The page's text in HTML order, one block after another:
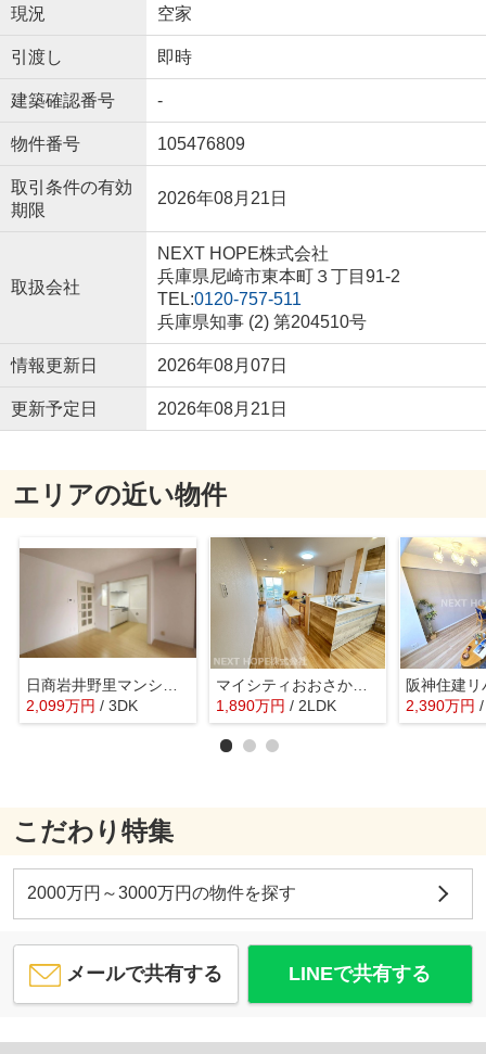
現況 空家
引渡し 即時
建築確認番号 -
物件番号 105476809
取引条件の有効
期限
2026年08月21日
取扱会社
NEXT HOPE株式会社
兵庫県尼崎市東本町３丁目91-2
TEL:0120-757-511
兵庫県知事 (2) 第204510号
情報更新日 2026年08月07日
更新予定日 2026年08月21日
エリアの近い物件
2,099万円 / 3DK
マイシティおおさか２番館
1,890万円 / 2LDK 2,390万円
こだわり特集
2000万円～3000万円の物件を探す
メールで共有する LINEで共有する